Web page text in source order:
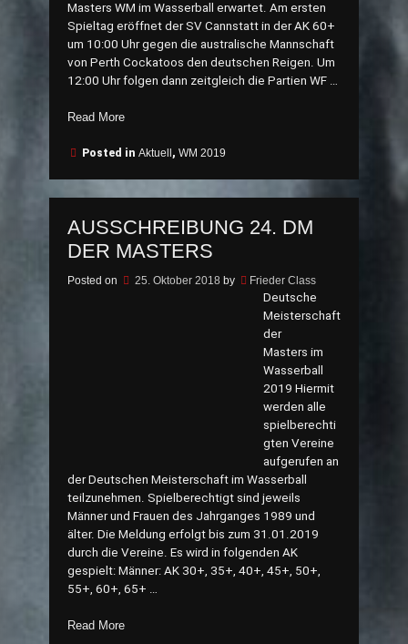
Masters WM im Wasserball erwartet. Am ersten
Spieltag eröffnet der SV Cannstatt in der AK 60+
um 10:00 Uhr gegen die australische Mannschaft
von Perth Cockatoos den deutschen Reigen. Um
12:00 Uhr folgen dann zeitgleich die Partien WF …
Read More„Tagebuch
Posted in Aktuell , WM 2019
AUSSCHREIBUNG 24. DM
DER MASTERS
Posted on 25. Oktober 2018 by Frieder Class
Deutsche
Meisterschaft
der
Masters im
Wasserball
2019 Hiermit
werden alle
spielberechti
gten Vereine
aufgerufen an
der Deutschen Meisterschaft im Wasserball
teilzunehmen. Spielberechtigt sind jeweils
Männer und Frauen des Jahrganges 1989 und
älter. Die Meldung erfolgt bis zum 31.01.2019
durch die Vereine. Es wird in folgenden AK
gespielt: Männer: AK 30+, 35+, 40+, 45+, 50+,
55+, 60+, 65+ …
Read More„Ausschreibung